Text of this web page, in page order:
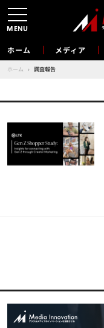
ホーム メディア
ホーム › 調査報告
MENU